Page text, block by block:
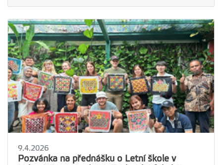
9.4.2026
Pozvánka na přednášku o Letní škole v